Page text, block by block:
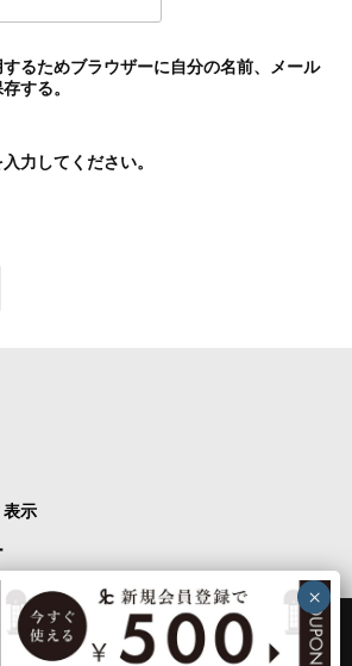
るためブラウザーに自分の名前、メール
する。
力してください。
表示
CLINIC COSME